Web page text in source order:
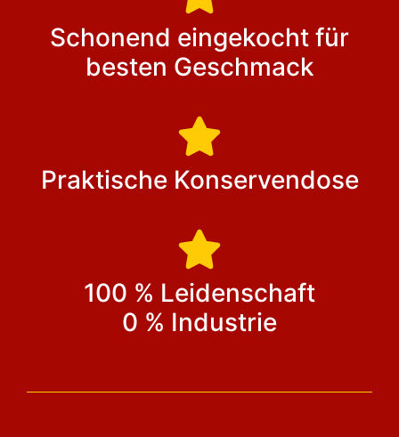
Schonend eingekocht für
besten Geschmack
Praktische Konservendose
100 % Leidenschaft
0 % Industrie